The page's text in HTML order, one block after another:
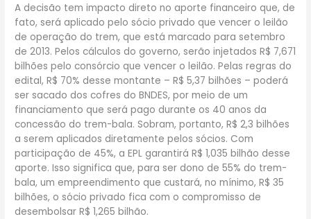
A decisão tem impacto direto no aporte financeiro que, de
fato, será aplicado pelo sócio privado que vencer o leilão
de operação do trem, que está marcado para setembro
de 2013. Pelos cálculos do governo, serão injetados R$ 7,671
bilhões pelo consórcio que vencer o leilão. Pelas regras do
edital, R$ 70% desse montante – R$ 5,37 bilhões – poderá
ser sacado dos cofres do BNDES, por meio de um
financiamento que será pago durante os 40 anos da
concessão do trem-bala. Sobram, portanto, R$ 2,3 bilhões
a serem aplicados diretamente pelos sócios. Com
participação de 45%, a EPL garantirá R$ 1,035 bilhão desse
aporte. Isso significa que, para ser dono de 55% do trem-
bala, um empreendimento que custará, no mínimo, R$ 35
bilhões, o sócio privado fica com o compromisso de
desembolsar R$ 1,265 bilhão.